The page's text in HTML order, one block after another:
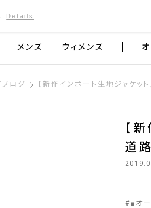
京都発のスーツブランド ONLY
メンズ ウィメンズ
ブログ 【新作インポート生地ジャケッ
【
道
#■オ
Details